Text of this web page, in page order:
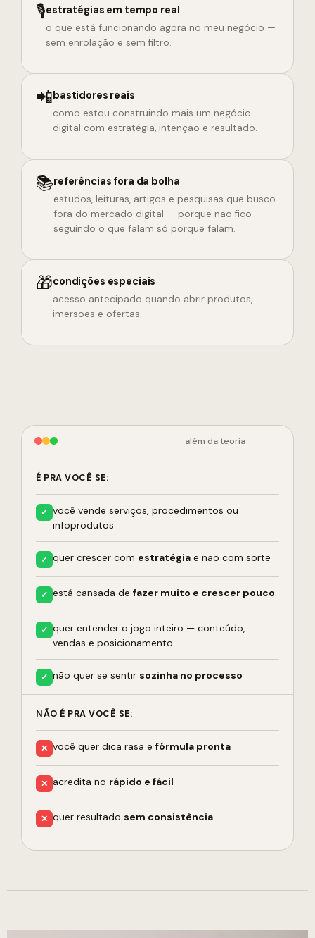
🎙estratégias em tempo real
o que está funcionando agora no meu negócio —
sem enrolação e sem filtro.
📲bastidores reais
como estou construindo mais um negócio
digital com estratégia, intenção e resultado.
📚referências fora da bolha
estudos, leituras, artigos e pesquisas que busco
fora do mercado digital — porque não fico
seguindo o que falam só porque falam.
🎁condições especiais
acesso antecipado quando abrir produtos,
imersões e ofertas.
além da teoria
É PRA VOCÊ SE:
✓ você vende serviços, procedimentos ou
infoprodutos
✓ quer crescer com estratégia e não com sorte
✓ está cansada de fazer muito e crescer pouco
✓ quer entender o jogo inteiro — conteúdo,
vendas e posicionamento
✓ não quer se sentir sozinha no processo
NÃO É PRA VOCÊ SE:
✕ você quer dica rasa e fórmula pronta
✕ acredita no rápido e fácil
✕ quer resultado sem consistência